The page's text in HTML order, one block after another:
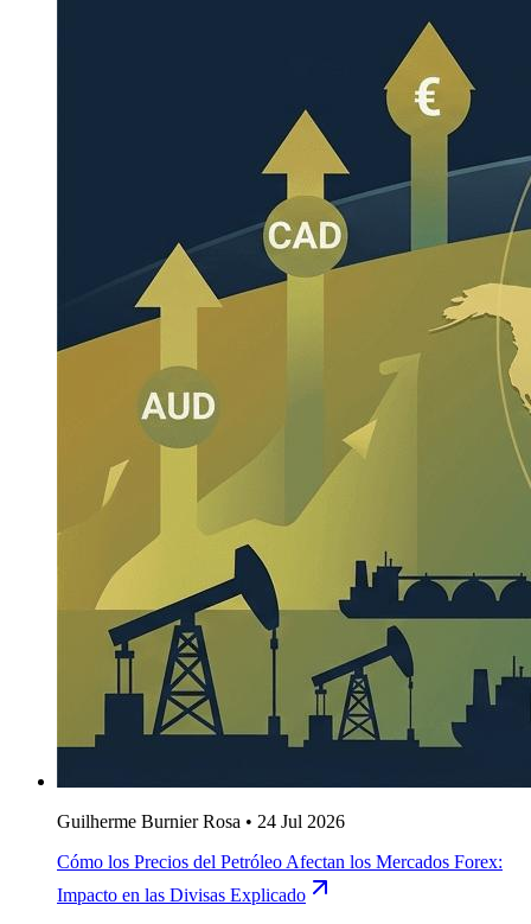
Guilherme Burnier Rosa • 24 Jul 2026
Cómo los Precios del Petróleo Afectan los Mercados Forex:
Impacto en las Divisas Explicado